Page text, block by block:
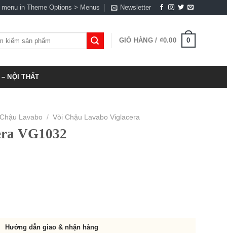
in Theme Options > Menus Newsletter
GIỎ HÀNG / ₫0.00 0
NỘI THẤT
Lavabo / Vòi Chậu Lavabo Viglacera
VG1032
Hướng dẫn giao & nhận hàng